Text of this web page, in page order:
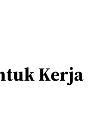
Kerja